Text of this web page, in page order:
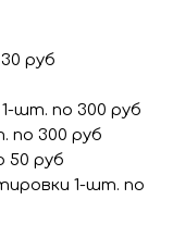
руб
шт. по 300 руб
по 300 руб
50 руб
1-шт. по